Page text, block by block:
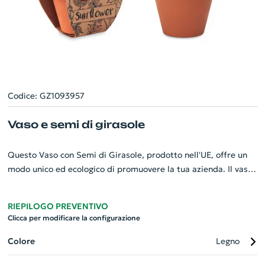
Codice: GZ1093957
Vaso e semi di girasole
Questo Vaso con Semi di Girasole, prodotto nell'UE, offre un
modo unico ed ecologico di promuovere la tua azienda. Il vaso
terriccio inclusa assicura una crescita ottimale dei fiori. È un
aziendale in un angolo verde, aggiungendo un tocco di bellezza
e natura. Un regalo aziendale promozionale che impressionerà
RIEPILOGO PREVENTIVO
Clicca per modificare la configurazione
Colore Legno